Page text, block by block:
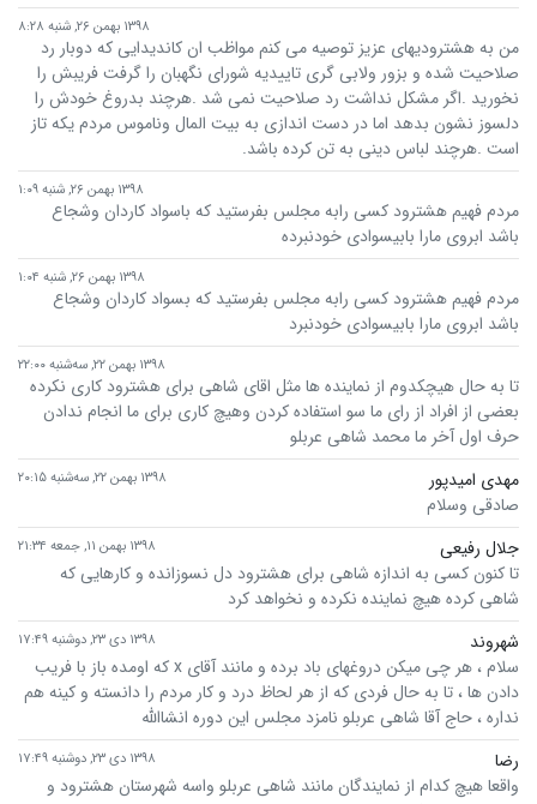
۱۳۹۸ بهمن ۲۶, شنبه ۸:۲۸
من به هشترودیهای عزیز توصیه می کنم مواظب ان کاندیدایی که دوبار رد
صلاحیت شده و بزور ولابی گری تاییدیه شورای نگهبان را گرفت فریبش را
نخورید .اگر مشکل نداشت رد صلاحیت نمی شد .هرچند بدروغ خودش را
دلسوز نشون بدهد اما در دست اندازی به بیت المال وناموس مردم یکه تاز
است .هرچند لباس دینی به تن کرده باشد.
۱۳۹۸ بهمن ۲۶, شنبه ۱:۰۹
مردم فهیم هشترود کسی رابه مجلس بفرستید که باسواد کاردان وشجاع
باشد ابروی مارا بابیسوادی خودنبرده
۱۳۹۸ بهمن ۲۶, شنبه ۱:۰۴
مردم فهیم هشترود کسی رابه مجلس بفرستید که بسواد کاردان وشجاع
باشد ابروی مارا بابیسوادی خودنبرد
۱۳۹۸ بهمن ۲۲, سه‌شنبه ۲۲:۰۰
تا به حال هیچکد‌وم از نماینده ها مثل اقای شاهی برای هشترود کاری نکرده
بعضی از افراد از رای ما سو استفاده کردن وهیچ کاری برای ما انجام ندادن
حرف اول آخر ما محمد شاهی عربلو
مهدی امیدپور
۱۳۹۸ بهمن ۲۲, سه‌شنبه ۲۰:۱۵
صادقی وسلام
جلال رفیعی
۱۳۹۸ بهمن ۱۱, جمعه ۲۱:۳۴
تا کنون کسی به اندازه شاهی برای هشترود دل نسوزانده و کارهایی که
شاهی کرده هیچ نماینده نکرده و نخواهد کرد
شهروند
۱۳۹۸ دی ۲۳, دوشنبه ۱۷:۴۹
سلام ، هر چی میکن دروغهای باد برده و مانند آقای x که اومده باز با فریب
دادن ها ، تا به حال فردی که از هر لحاظ درد و کار مردم را دانسته و کینه هم
نداره ، حاج آقا شاهی عربلو نامزد مجلس این دوره انشاالله
رضا
۱۳۹۸ دی ۲۳, دوشنبه ۱۷:۴۹
واقعا هیچ کدام از نمایندگان مانند شاهی عربلو واسه شهرستان هشترود و